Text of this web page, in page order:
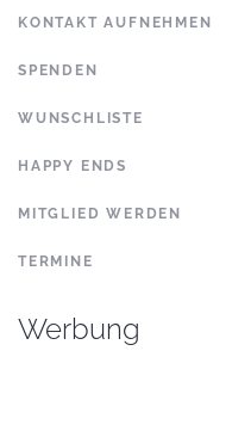
KONTAKT AUFNEHMEN
SPENDEN
WUNSCHLISTE
HAPPY ENDS
MITGLIED WERDEN
TERMINE
Werbung